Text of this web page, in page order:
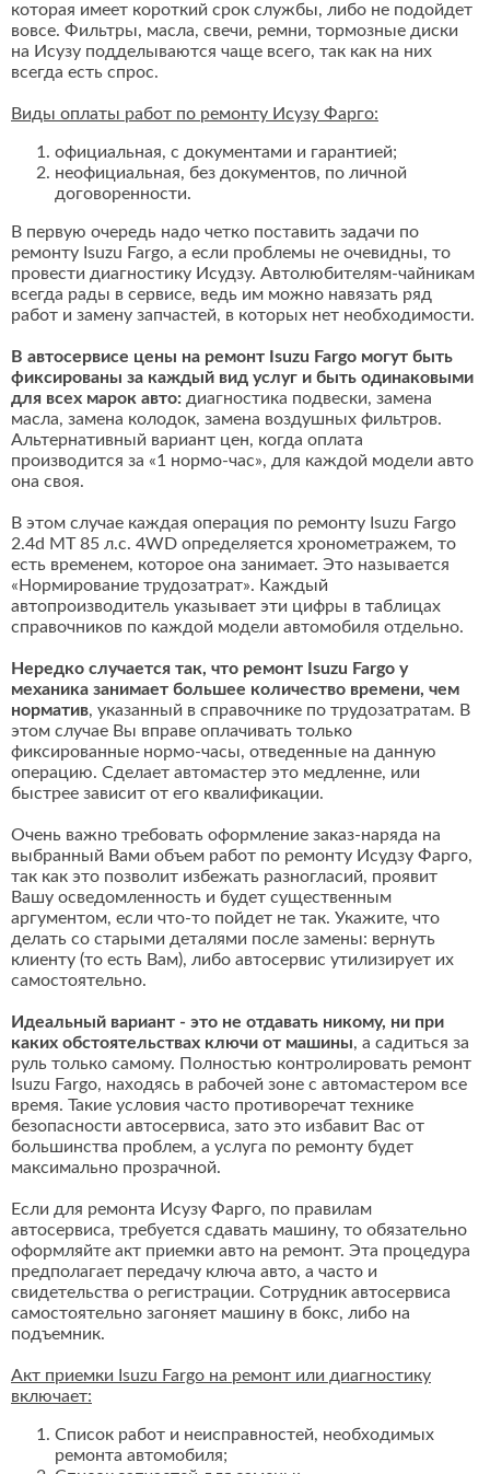
которая имеет короткий срок службы, либо не подойдет
вовсе. Фильтры, масла, свечи, ремни, тормозные диски
на Исузу подделываются чаще всего, так как на них
всегда есть спрос.
Виды оплаты работ по ремонту Исузу Фарго:
официальная, с документами и гарантией;
неофициальная, без документов, по личной
договоренности.
В первую очередь надо четко поставить задачи по
ремонту Isuzu Fargo, а если проблемы не очевидны, то
провести диагностику Исудзу. Автолюбителям-чайникам
всегда рады в сервисе, ведь им можно навязать ряд
работ и замену запчастей, в которых нет необходимости.
В автосервисе цены на ремонт Isuzu Fargo могут быть
фиксированы за каждый вид услуг и быть одинаковыми
для всех марок авто: диагностика подвески, замена
масла, замена колодок, замена воздушных фильтров.
Альтернативный вариант цен, когда оплата
производится за «1 нормо-час», для каждой модели авто
она своя.
В этом случае каждая операция по ремонту Isuzu Fargo
2.4d MT 85 л.с. 4WD определяется хронометражем, то
есть временем, которое она занимает. Это называется
«Нормирование трудозатрат». Каждый
автопроизводитель указывает эти цифры в таблицах
справочников по каждой модели автомобиля отдельно.
Нередко случается так, что ремонт Isuzu Fargo у
механика занимает большее количество времени, чем
норматив, указанный в справочнике по трудозатратам. В
этом случае Вы вправе оплачивать только
фиксированные нормо-часы, отведенные на данную
операцию. Сделает автомастер это медленне, или
быстрее зависит от его квалификации.
Очень важно требовать оформление заказ-наряда на
выбранный Вами объем работ по ремонту Исудзу Фарго,
так как это позволит избежать разногласий, проявит
Вашу осведомленность и будет существенным
аргументом, если что-то пойдет не так. Укажите, что
делать со старыми деталями после замены: вернуть
клиенту (то есть Вам), либо автосервис утилизирует их
самостоятельно.
Идеальный вариант - это не отдавать никому, ни при
каких обстоятельствах ключи от машины, а садиться за
руль только самому. Полностью контролировать ремонт
Isuzu Fargo, находясь в рабочей зоне с автомастером все
время. Такие условия часто противоречат технике
безопасности автосервиса, зато это избавит Вас от
большинства проблем, а услуга по ремонту будет
максимально прозрачной.
Если для ремонта Исузу Фарго, по правилам
автосервиса, требуется сдавать машину, то обязательно
оформляйте акт приемки авто на ремонт. Эта процедура
предполагает передачу ключа авто, а часто и
свидетельства о регистрации. Сотрудник автосервиса
самостоятельно загоняет машину в бокс, либо на
подъемник.
Акт приемки Isuzu Fargo на ремонт или диагностику
включает:
Список работ и неисправностей, необходимых
ремонта автомобиля;